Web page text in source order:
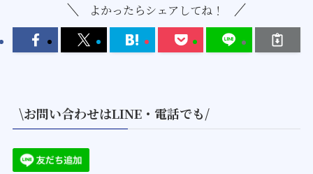
よかったらシェアしてね！
\お問い合わせはLINE・電話でも/